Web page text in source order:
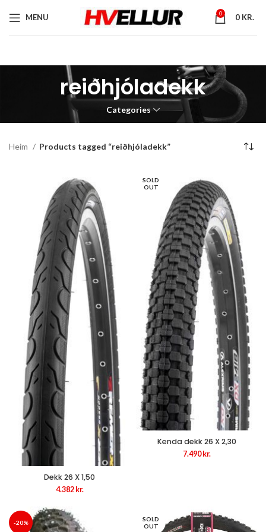
MENU 0 0 KR.
reiðhjóladekk
Categories
Heim Products tagged “reiðhjóladekk”
Dekk 26 X 1,50
4.382 kr.
SOLD
OUT
Kenda dekk 26 X 2,30
7.490 kr.
-20%
SOLD
OUT